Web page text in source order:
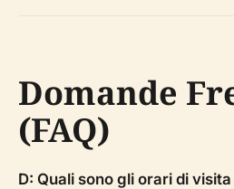
Domande
(FAQ)
D: Quali sono gli orari di